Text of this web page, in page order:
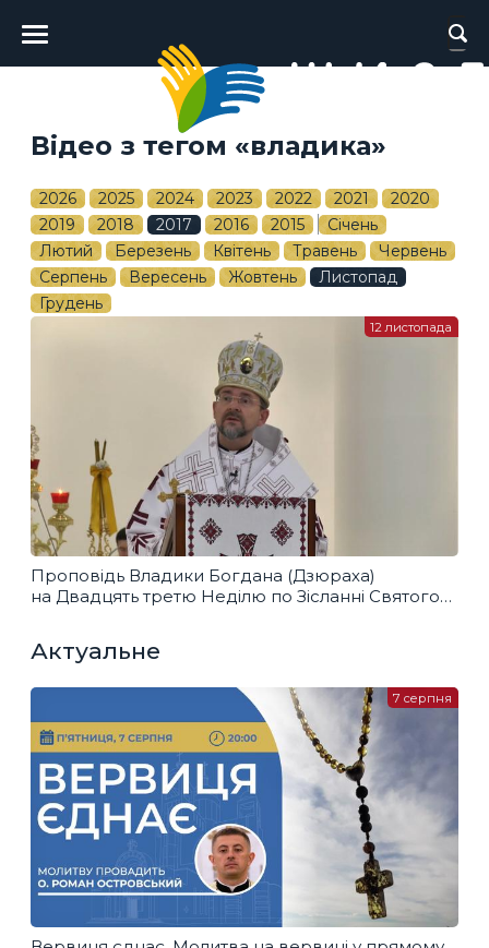
Головне
меню
Відео з тегом «владика»
2026 2025 2024 2023 2022 2021
2020
2019
2018 2017 2016 2015
Січень
Лютий
Березень Квітень Травень
Червень
Серпень
Вересень Жовтень
Листопад
Грудень
Проповідь Владики Богдана (Дзюраха)
на Двадцять третю Неділю по Зісланні Святого
12 листопада
Актуальне
7 серпня